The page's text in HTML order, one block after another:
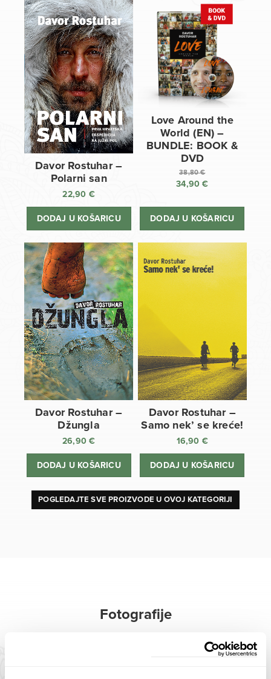
Davor Rostuhar –
Polarni san
22,90 €
DODAJ U KOŠARICU
Love Around the
World (EN) –
BUNDLE: BOOK &
DVD
38,80€
Izvorna
bila
34,90€
cijena
DODAJ U KOŠARICU
Davor Rostuhar –
Džungla
26,90€
DODAJ U KOŠARICU
Davor Rostuhar –
Samo nek’ se kreće!
16,90 €
DODAJ U KOŠARICU
POGLEDAJTE SVE PROIZVODE U OVOJ KATEGORIJI
Fotografije